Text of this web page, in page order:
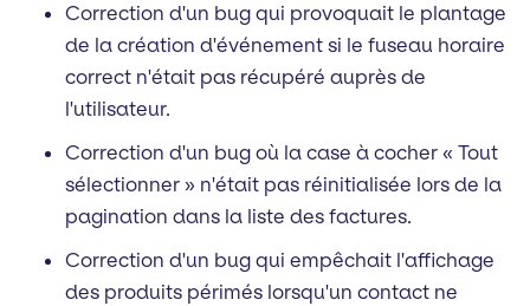
Correction d'un bug qui provoquait le plantage
de la création d'événement si le fuseau horaire
correct n'était pas récupéré auprès de
l'utilisateur.
Correction d'un bug où la case à cocher « Tout
sélectionner » n'était pas réinitialisée lors de la
pagination dans la liste des factures.
Correction d'un bug qui empêchait l'affichage
des produits périmés lorsqu'un contact ne